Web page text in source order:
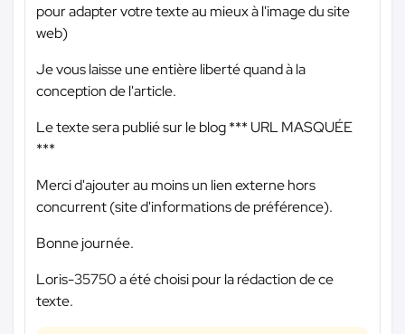
pour adapter votre texte au mieux à l'image du site
web)
Je vous laisse une entière liberté quand à la
conception de l'article.
Le texte sera publié sur le blog*** URL MASQUÉE
***
Merci d'ajouter au moins un lien externe hors
concurrent (site d'informations de préférence).
Bonne journée.
Loris-35750 a été choisi pour la rédaction de ce
texte.